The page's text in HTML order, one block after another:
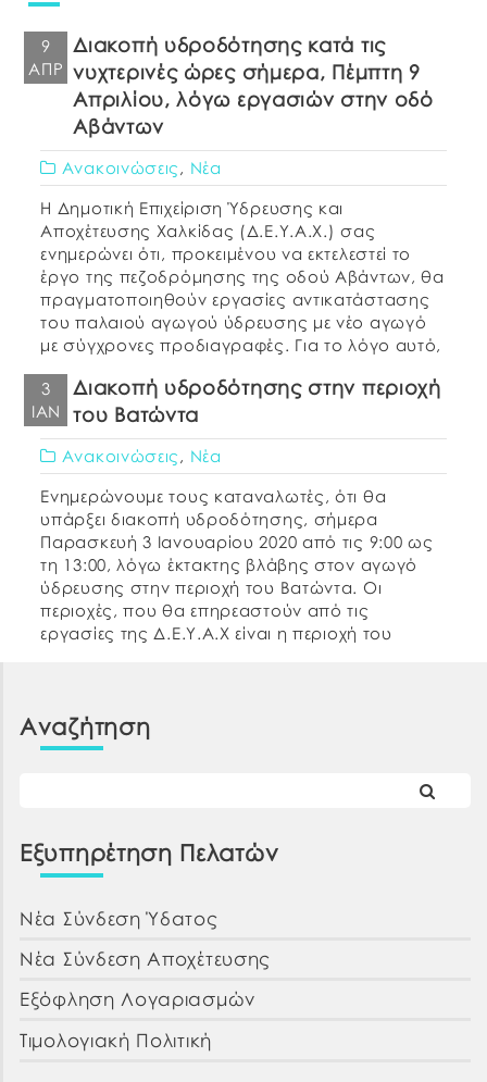
9
ΑΠΡ
Διακοπή υδροδότησης κατά τις
νυχτερινές ώρες σήμερα, Πέμπτη 9
Απριλίου, λόγω εργασιών στην οδό
Αβάντων
Ανακοινώσεις , Νέα
H Δημοτική Επιχείριση Ύδρευσης και
Αποχέτευσης Χαλκίδας (Δ.Ε.Υ.Α.Χ.) σας
ενημερώνει ότι, προκειμένου να εκτελεστεί το
έργο της πεζοδρόμησης της οδού Αβάντων, θα
πραγματοποιηθούν εργασίες αντικατάστασης
του παλαιού αγωγού ύδρευσης με νέο αγωγό
με σύγχρονες προδιαγραφές. Για το λόγο αυτό,
σήμερα, Πέμπτη 9 Απριλίου, για πέντε (5)
περίπου ώρες, ήτοι από […]
3
ΙΑΝ
Διακοπή υδροδότησης στην περιοχή
του Βατώντα
Ανακοινώσεις , Νέα
Ενημερώνουμε τους καταναλωτές, ότι θα
υπάρξει διακοπή υδροδότησης, σήμερα
Παρασκευή 3 Ιανουαρίου 2020 από τις 9:00 ως
τη 13:00, λόγω έκτακτης βλάβης στον αγωγό
ύδρευσης στην περιοχή του Βατώντα. Οι
περιοχές, που θα επηρεαστούν από τις
εργασίες της Δ.Ε.Υ.Α.Χ είναι η περιοχή του
Αναζήτηση
Εξυπηρέτηση Πελατών
Νέα Σύνδεση Ύδατος
Νέα Σύνδεση Αποχέτευσης
Εξόφληση Λογαριασμών
Τιμολογιακή Πολιτική